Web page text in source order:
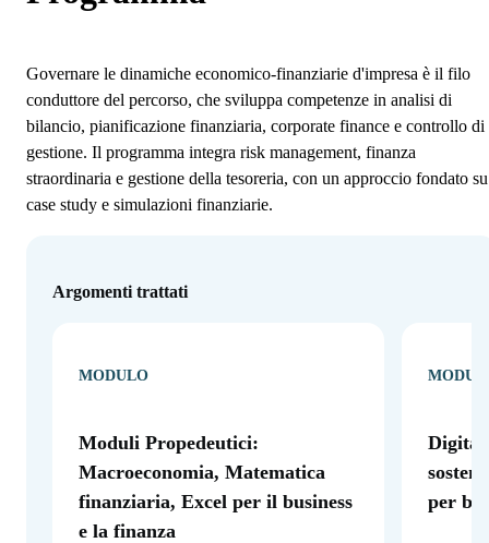
Governare le dinamiche economico-finanziarie d'impresa è il filo
conduttore del percorso, che sviluppa competenze in analisi di
bilancio, pianificazione finanziaria, corporate finance e controllo di
gestione. Il programma integra risk management, finanza
straordinaria e gestione della tesoreria, con un approccio fondato su
case study e simulazioni finanziarie.
Argomenti trattati
MODULO
Moduli Propedeutici:
Macroeconomia, Matematica
finanziaria, Excel per il business
e la finanza
Digital
per